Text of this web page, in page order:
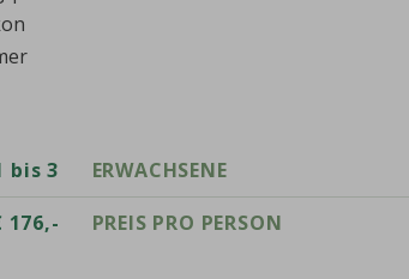
bis 3
ERWACHSENE
176,-
PREIS PRO PERSON